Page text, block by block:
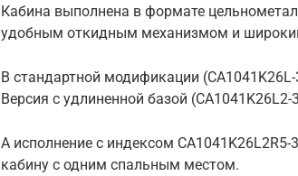
Кабина выполнена в формате
удобным откидным механизмом и
В стандартной модификации
Версия с удлиненной базой
А исполнение с индексом
кабину с одним спальным местом.